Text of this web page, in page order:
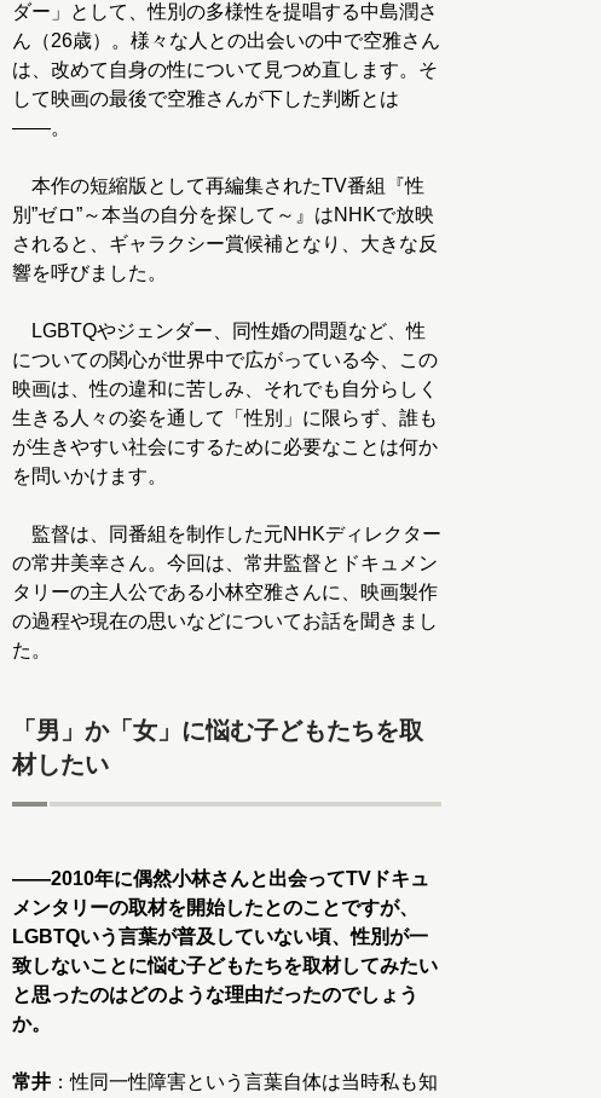
ダー」として、性別の多様性を提唱する中島潤さ
ん（26歳）。様々な人との出会いの中で空雅さん
は、改めて自身の性について見つめ直します。そ
して映画の最後で空雅さんが下した判断とは
――。
本作の短縮版として再編集されたTV番組『性
別”ゼロ”～本当の自分を探して～』はNHKで放映
されると、ギャラクシー賞候補となり、大きな反
響を呼びました。
LGBTQやジェンダー、同性婚の問題など、性
についての関心が世界中で広がっている今、この
映画は、性の違和に苦しみ、それでも自分らしく
生きる人々の姿を通して「性別」に限らず、誰も
が生きやすい社会にするために必要なことは何か
を問いかけます。
監督は、同番組を制作した元NHKディレクター
の常井美幸さん。今回は、常井監督とドキュメン
タリーの主人公である小林空雅さんに、映画製作
の過程や現在の思いなどについてお話を聞きまし
た。
「男」か「女」に悩む子どもたちを取
材したい
――2010年に偶然小林さんと出会ってTVドキュ
メンタリーの取材を開始したとのことですが、
LGBTQいう言葉が普及していない頃、性別が一
致しないことに悩む子どもたちを取材してみたい
と思ったのはどのような理由だったのでしょう
か。
常井 ：性同一性障害という言葉自体は当時私も知